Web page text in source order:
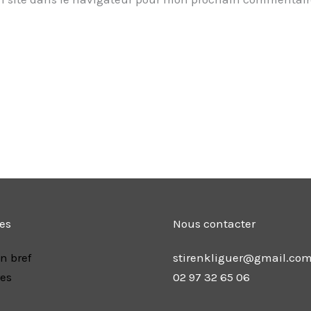
bref
Nous contacter
02 97 32 65 06